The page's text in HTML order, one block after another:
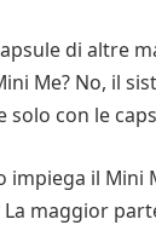
di altre
Me? No, il
solo con le
impiega il Mini
La maggior